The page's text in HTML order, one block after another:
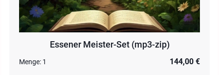
Essener Meister-Set (mp3-zip)
Menge: 1
144,00 €